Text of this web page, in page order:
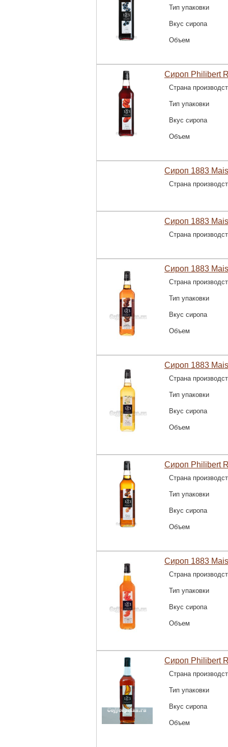
Тип упаковки
Вкус сиропа
Объем
Сироп Philibert
Страна
Тип упаковки
Вкус сиропа
Объем
Сироп 1883
Страна
Сироп 1883
Страна
Сироп 1883
Страна
Тип упаковки
Вкус сиропа
Объем
Сироп 1883
Страна
Тип упаковки
Вкус сиропа
Объем
Сироп Philibert
Страна
Тип упаковки
Вкус сиропа
Объем
Сироп 1883
Страна
Тип упаковки
Вкус сиропа
Объем
Сироп Philibert
Страна
Тип упаковки
Вкус сиропа
Объем